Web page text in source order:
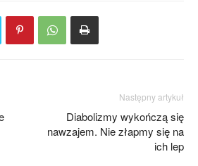
Następny artykuł
Diabolizmy wykończą się
nawzajem. Nie złapmy się na
ich lep